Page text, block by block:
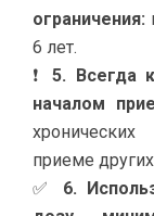
ограничения:
6 лет.
❗5. Всегда
началом
приеме
✅ 6.